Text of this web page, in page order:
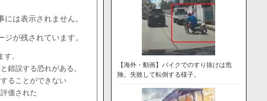
は表示されません。
が残されています。
。
錯誤する恐れがある。
ることができない
価された
【海外・動画】バイクでのすり抜けは危
険。失敗して転倒する様子。